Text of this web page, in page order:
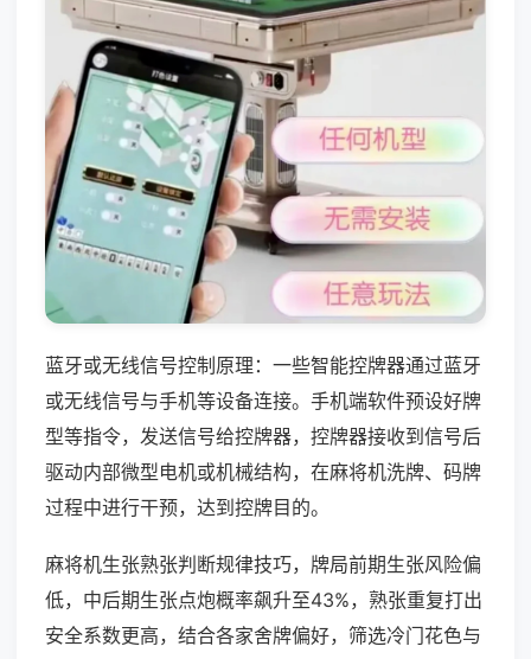
蓝牙或无线信号控制原理：一些智能控牌器通过蓝牙
或无线信号与手机等设备连接。手机端软件预设好牌
型等指令，发送信号给控牌器，控牌器接收到信号后
驱动内部微型电机或机械结构，在麻将机洗牌、码牌
过程中进行干预，达到控牌目的。
麻将机生张熟张判断规律技巧，牌局前期生张风险偏
低，中后期生张点炮概率飙升至43%，熟张重复打出
安全系数更高，结合各家舍牌偏好，筛选冷门花色与